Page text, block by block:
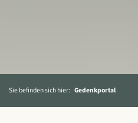
Sie befinden sich hier: Gedenkportal